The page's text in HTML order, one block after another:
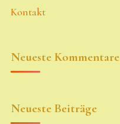
Kontakt
Neueste Kommentare
Neueste Beiträge